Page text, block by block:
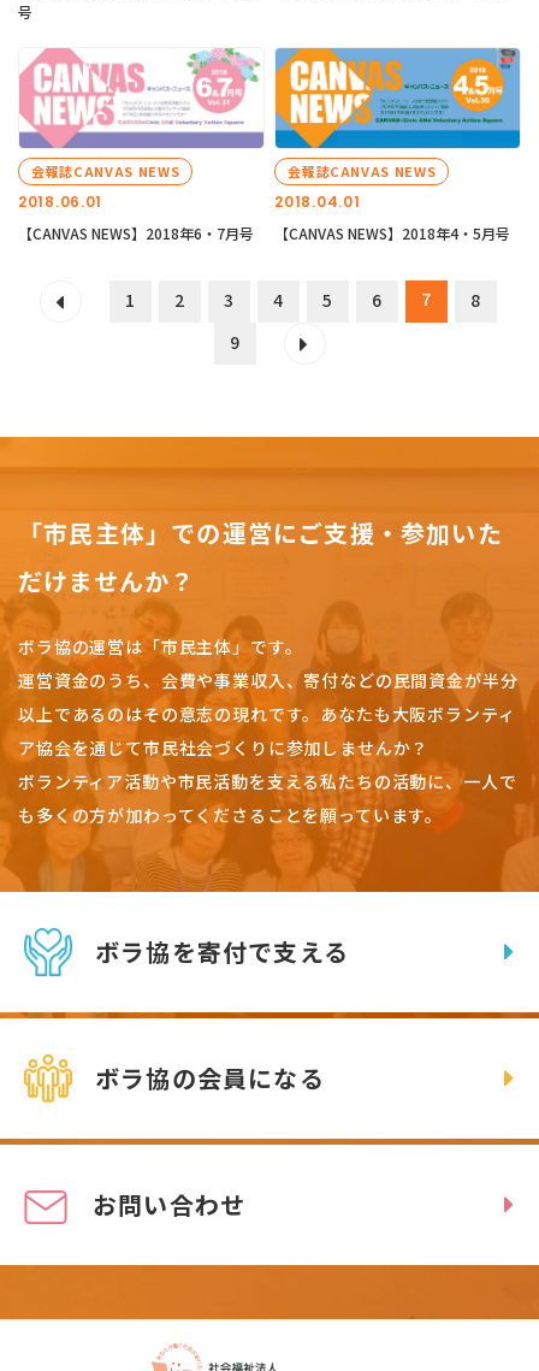
号
2018.06.01
会報誌CANVAS NEWS
【CANVAS NEWS】2018年6・7月号
2018.04.01
会報誌CANVAS NEWS
【CANVAS NEWS】2018年4・5月号
1 2 3 4 5 6 7
8
9
「市民主体」での運営にご支援・参加いた
だけませんか？
ボラ協の運営は「市民主体」です。
運営資金のうち、会費や事業収入、寄付などの民間資金が半分
以上であるのはその意志の現れです。 あなたも大阪ボランティ
ア協会を通じて市民社会づくりに参加しませんか？
ボランティア活動や市民活動を支える私たちの活動に、一人で
も多くの方が加わってくださることを願っています。
ボラ協を寄付で支える
ボラ協の会員になる
お問い合わせ